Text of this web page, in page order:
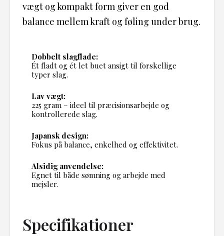
vægt og kompakt form giver en god
balance mellem kraft og føling under brug.
Dobbelt slagflade:
Ét fladt og ét let buet ansigt til forskellige
typer slag.
Lav vægt:
225 gram – ideel til præcisionsarbejde og
kontrollerede slag.
Japansk design:
Fokus på balance, enkelhed og effektivitet.
Alsidig anvendelse:
Egnet til både sømning og arbejde med
mejsler.
Specifikationer